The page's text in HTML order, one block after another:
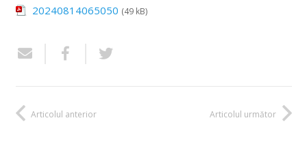
20240814065050 (49 kB)
Articolul anterior Articolul următor